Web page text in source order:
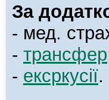
За
- мед.
- трансфер
- ексркусії.